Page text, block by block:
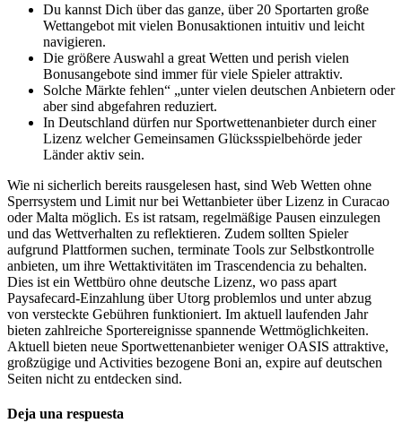
Du kannst Dich über das ganze, über 20 Sportarten große
Wettangebot mit vielen Bonusaktionen intuitiv und leicht
navigieren.
Die größere Auswahl a great Wetten und perish vielen
Bonusangebote sind immer für viele Spieler attraktiv.
Solche Märkte fehlen“ „unter vielen deutschen Anbietern oder
aber sind abgefahren reduziert.
In Deutschland dürfen nur Sportwettenanbieter durch einer
Lizenz welcher Gemeinsamen Glücksspielbehörde jeder
Länder aktiv sein.
Wie ni sicherlich bereits rausgelesen hast, sind Web Wetten ohne
Sperrsystem und Limit nur bei Wettanbieter über Lizenz in Curacao
oder Malta möglich. Es ist ratsam, regelmäßige Pausen einzulegen
und das Wettverhalten zu reflektieren. Zudem sollten Spieler
aufgrund Plattformen suchen, terminate Tools zur Selbstkontrolle
anbieten, um ihre Wettaktivitäten im Trascendencia zu behalten.
Dies ist ein Wettbüro ohne deutsche Lizenz, wo pass apart
Paysafecard-Einzahlung über Utorg problemlos und unter abzug
von versteckte Gebühren funktioniert. Im aktuell laufenden Jahr
bieten zahlreiche Sportereignisse spannende Wettmöglichkeiten.
Aktuell bieten neue Sportwettenanbieter weniger OASIS attraktive,
großzügige und Activities bezogene Boni an, expire auf deutschen
Seiten nicht zu entdecken sind.
Deja una respuesta